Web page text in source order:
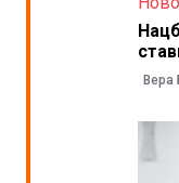
Вера